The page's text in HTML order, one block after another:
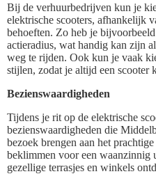
Bij de verhuurbedrijven kun je
elektrische scooters, afhankelijk
behoeften. Zo heb je
actieradius, wat handig kan zijn
weg te rijden. Ook kun je vaak
stijlen, zodat je altijd een scooter
Bezienswaardigheden
Tijdens je rit op de elektrische
bezienswaardigheden die
bezoek brengen aan het
beklimmen voor een waanzinnig
gezellige terrasjes en winkels